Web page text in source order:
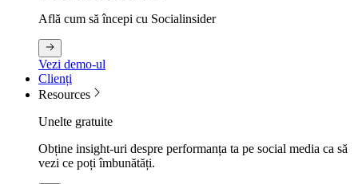
Află cum să începi cu Socialinsider
Vezi demo-ul
Clienți
Resources
Unelte gratuite
Obține insight-uri despre performanța ta pe social media ca să
vezi ce poți îmbunătăți.